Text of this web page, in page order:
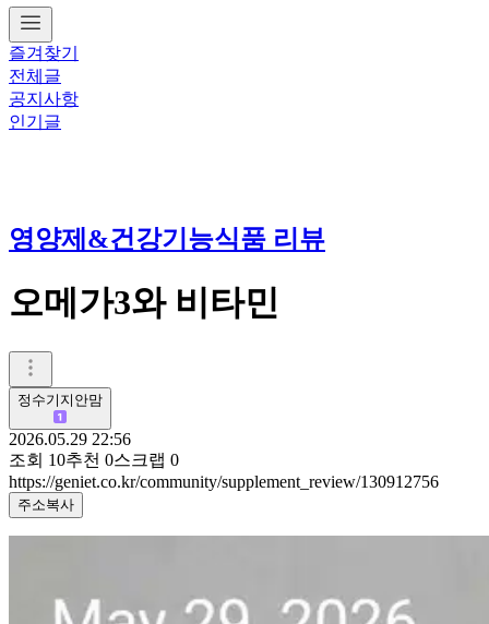
즐겨찾기
전체글
공지사항
인기글
영양제&건강기능식품 리뷰
오메가3와 비타민
정수기지안맘
2026.05.29 22:56
조회 10추천 0스크랩 0
https://geniet.co.kr/community/supplement_review/130912756
주소복사